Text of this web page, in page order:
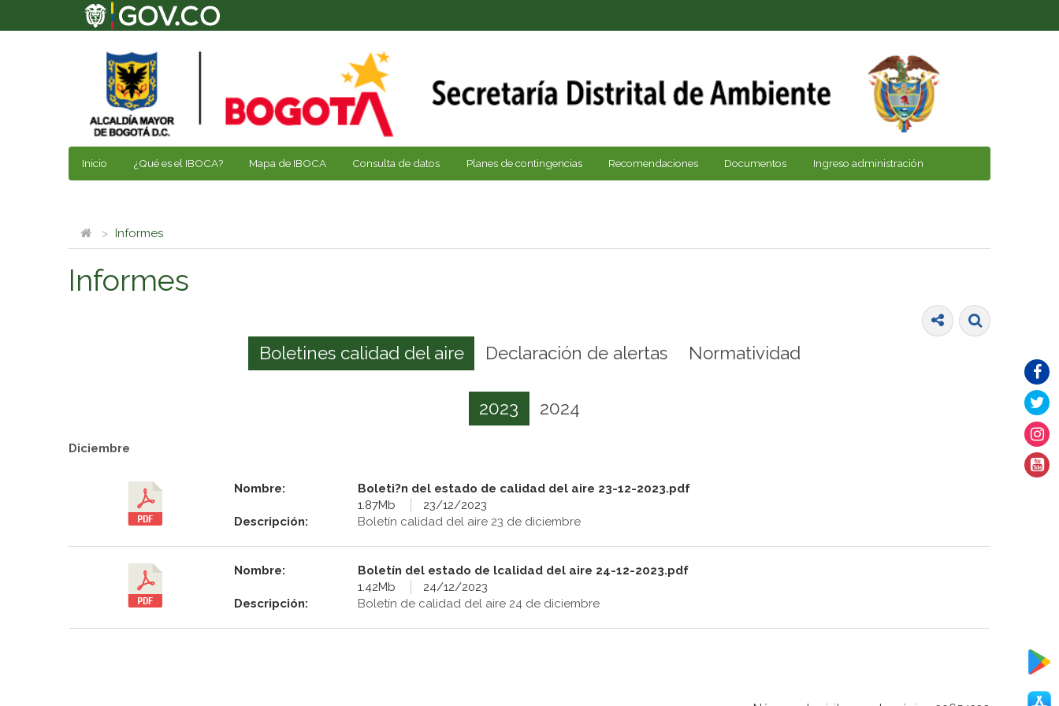
Inicio ¿Qué es el IBOCA? Mapa de IBOCA Consulta de datos Planes de contingencias Recomendaciones Documentos Ingreso administración
Informes
Informes
Boletines calidad del aire Declaración de alertas Normatividad
2023 2024
Diciembre
Nombre:
Boleti?n del estado de calidad del aire 23-12-2023.pdf
1.87Mb
23/12/2023
Descripción:
Boletín calidad del aire 23 de diciembre
Nombre:
Boletín del estado de lcalidad del aire 24-12-2023.pdf
1.42Mb
24/12/2023
Descripción:
Boletín de calidad del aire 24 de diciembre